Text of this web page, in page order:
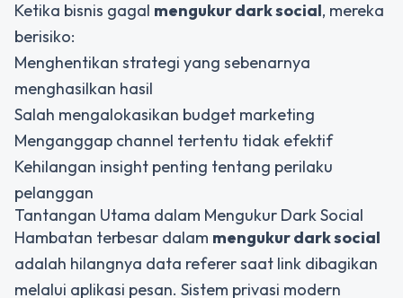
Ketika bisnis gagal mengukur dark social, mereka
berisiko:
Menghentikan strategi yang sebenarnya
menghasilkan hasil
Salah mengalokasikan budget marketing
Menganggap channel tertentu tidak efektif
Kehilangan insight penting tentang perilaku
pelanggan
Tantangan Utama dalam Mengukur Dark Social
Hambatan terbesar dalam mengukur dark social
adalah hilangnya data referer saat link dibagikan
melalui aplikasi pesan. Sistem privasi modern